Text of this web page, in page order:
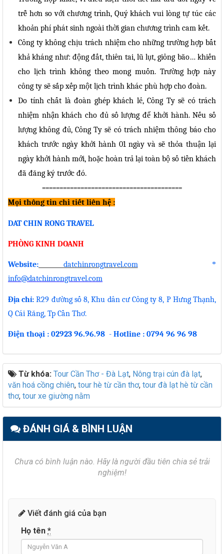
trễ hơn so với chương trình, Quý khách vui lòng tự túc các
khoản phí phát sinh ngoài thời gian chương trình cam kết.
Công ty không chịu trách nhiệm cho những trường hợp bất
khả kháng như: động đất, thiên tai, lũ lụt, giông bão… khiến
cho lịch trình không theo mong muốn. Trường hợp này
công ty sẽ sắp xếp một lịch trình khác phù hợp cho đoàn.
Do tính chất là đoàn ghép khách lẻ, Công Ty sẽ có trách
nhiệm nhận khách cho đủ số lượng để khởi hành. Nếu số
lượng không đủ, Công Ty sẽ có trách nhiệm thông báo cho
khách trước ngày khởi hành 01 ngày và sẽ thỏa thuận lại
ngày khởi hành mới, hoặc hoàn trả lại toàn bộ số tiền khách
đã đăng ký trước đó.
========================================
Mọi thông tin chi tiết liên hệ :
DAT CHIN RONG TRAVEL
PHÒNG KINH DOANH
Website: datchinrongtravel.com *
info@datchinrongtravel.com
Địa chỉ: R29 đường số 8, Khu dân cư Công ty 8, P Hưng Thạnh,
Q Cái Răng, Tp Cần Thơ.
Điện thoại : 02923 96.96.98 - Hotline : 0794 96 96 98
Từ khóa: Tour Cần Thơ - Đà Lạt, Nông trại cún đà lạt,
văn hoá cồng chiên, tour hè từ cần thơ, tour đà lạt hè từ cần
thơ, tour xe giường nằm
ĐÁNH GIÁ & BÌNH LUẬN
Chưa có bình luận nào. Hãy là người đầu tiên chia sẻ trải
nghiệm!
Viết đánh giá của bạn
Họ tên *